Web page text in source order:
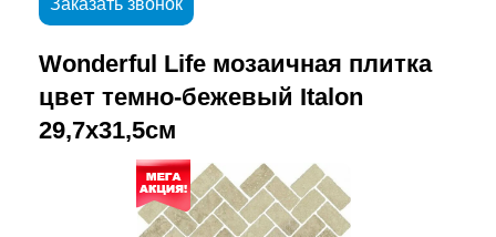
Заказать звонок
Wonderful Life мозаичная плитка
цвет темно-бежевый Italon
29,7х31,5см